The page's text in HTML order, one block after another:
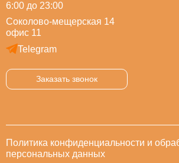
6:00 до 23:00
Соколово-мещерская 14
офис 11
Telegram
Заказать звонок
Политика конфиденциальности и
персональных данных